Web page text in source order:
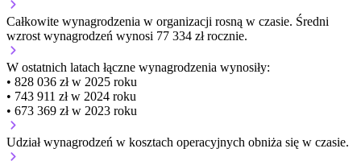
Całkowite wynagrodzenia w organizacji rosną w czasie. Średni
wzrost wynagrodzeń wynosi 77 334 zł rocznie.
W ostatnich latach łączne wynagrodzenia wynosiły:
• 828 036 zł w 2025 roku
• 743 911 zł w 2024 roku
• 673 369 zł w 2023 roku
Udział wynagrodzeń w kosztach operacyjnych obniża się w czasie.